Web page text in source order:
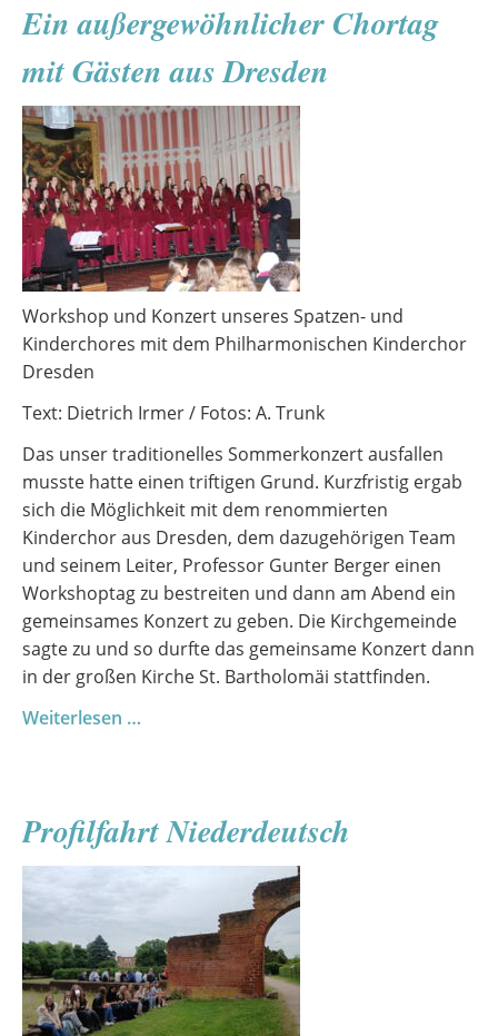
ein
Medienprojekt
der
10.
Klassen
Ein außergewöhnlicher Chortag
mit Gästen aus Dresden
Workshop und Konzert unseres Spatzen- und
Kinderchores mit dem Philharmonischen Kinderchor
Dresden
Text: Dietrich Irmer / Fotos: A. Trunk
Das unser traditionelles Sommerkonzert ausfallen
musste hatte einen triftigen Grund. Kurzfristig ergab
sich die Möglichkeit mit dem renommierten
Kinderchor aus Dresden, dem dazugehörigen Team
und seinem Leiter, Professor Gunter Berger einen
Workshoptag zu bestreiten und dann am Abend ein
gemeinsames Konzert zu geben. Die Kirchgemeinde
sagte zu und so durfte das gemeinsame Konzert dann
in der großen Kirche St. Bartholomäi stattfinden.
Weiterlesen …
Gästen
Profilfahrt Niederdeutsch